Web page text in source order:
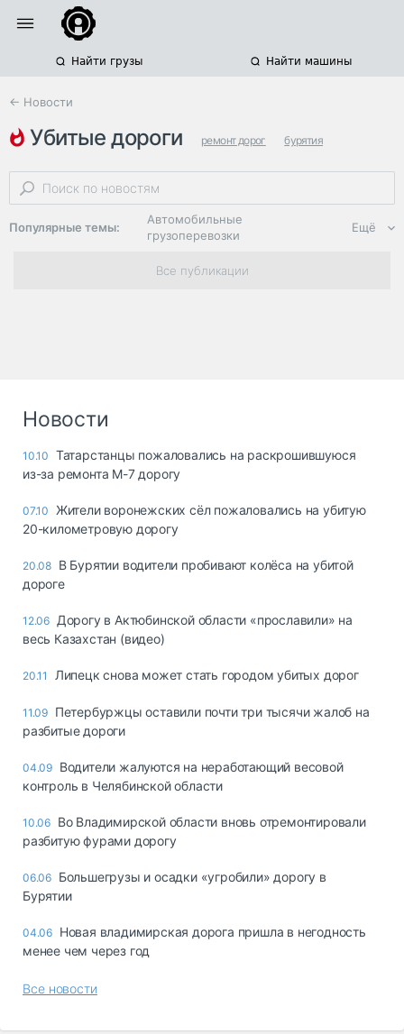
Найти грузы Найти машины
← Новости
убитые дороги ремонт дорог бурятия
владимирская область
Популярные темы:
Автомобильные
грузоперевозки
Региональная
логистика
опасные грузы
страхование
Склады и
Коммерческий
транспорт
Спецтехника
Автосервис,
Топливо, масла и
автохимия
Дзен
Ещё
Все публикации
Новости
10.10 Татарстанцы пожаловались на раскрошившуюся
из-за ремонта М-7 дорогу
07.10
Жители воронежских сёл пожаловались на убитую
20-километровую дорогу
20.08 В Бурятии водители пробивают колёса на убитой
дороге
12.06 Дорогу в Актюбинской области «прославили» на
весь Казахстан (видео)
20.11 Липецк снова может стать городом убитых дорог
11.09 Петербуржцы оставили почти три тысячи жалоб на
разбитые дороги
04.09 Водители жалуются на неработающий весовой
контроль в Челябинской области
10.06 Во Владимирской области вновь отремонтировали
разбитую фурами дорогу
06.06 Большегрузы и осадки «угробили» дорогу в
Бурятии
04.06 Новая владимирская дорога пришла в негодность
менее чем через год
Все новости